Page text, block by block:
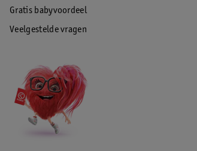
Gratis babyvoordeel
Veelgestelde vragen